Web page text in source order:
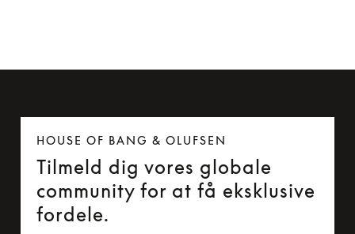
HOUSE OF BANG & OLUFSEN
Tilmeld dig vores globale
community for at få eksklusive
fordele.